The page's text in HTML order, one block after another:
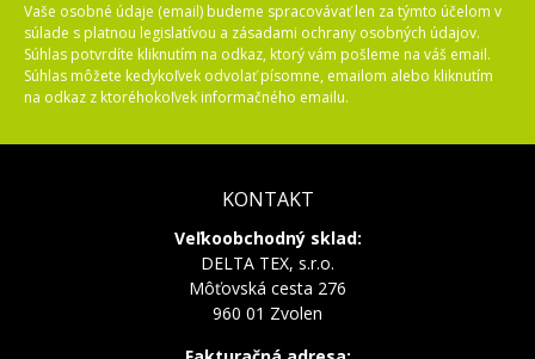
Vaše osobné údaje (email) budeme spracovávať len za týmto účelom v
súlade s platnou legislatívou a zásadami ochrany osobných údajov.
Súhlas potvrdíte kliknutím na odkaz, ktorý vám pošleme na váš email.
Súhlas môžete kedykoľvek odvolať písomne, emailom alebo kliknutím
na odkaz z ktoréhokoľvek informačného emailu.
KONTAKT
Veľkoobchodný sklad:
DELTA TEX, s.r.o.
Môťovská cesta 276
960 01 Zvolen